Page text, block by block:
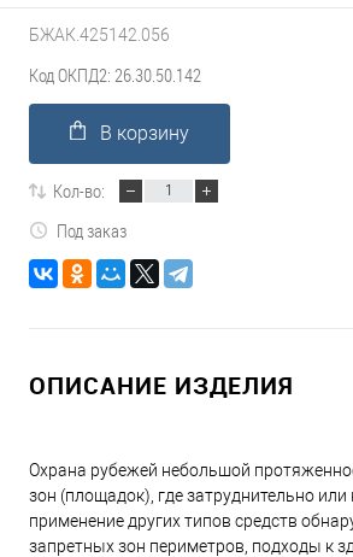
БЖАК.425142.056
Код ОКПД2: 26.30.50.142
В корзину
Кол-во:
Под заказ
ОПИСАНИЕ ИЗДЕЛИЯ
Охрана рубежей небольшой
зон (площадок), где затруднительно
применение других типов средств
запретных зон периметров, подходы к